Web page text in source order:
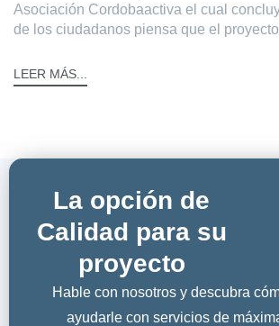
Asociación Cordobaactiva el cual
de los ciudadanos piensa que el
LEER MÁS...
La opción de
Calidad para su
proyecto
Hable con nosotros y descubra
ayudarle con servicios de